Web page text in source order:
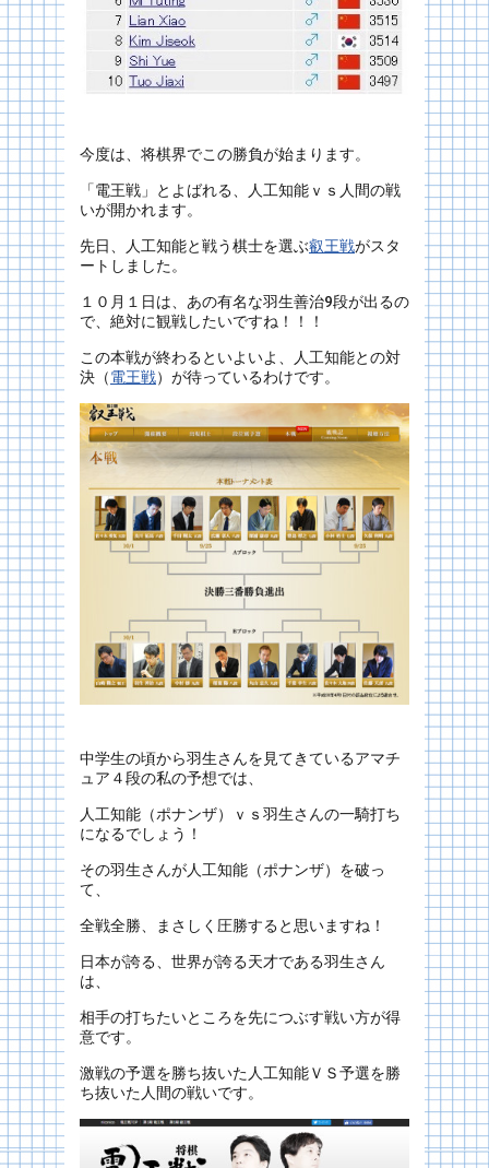
今度は、将棋界でこの勝負が始まります。
「電王戦」とよばれる、人工知能ｖｓ人間の戦
いが開かれます。
先日、人工知能と戦う棋士を選ぶ叡王戦がスタ
ートしました。
１０月１日は、あの有名な羽生善治9段が出るの
で、絶対に観戦したいですね！！！
この本戦が終わるといよいよ、人工知能との対
決（電王戦）が待っているわけです。
中学生の頃から羽生さんを見てきているアマチ
ュア４段の私の予想では、
人工知能（ポナンザ）ｖｓ羽生さんの一騎打ち
になるでしょう！
その羽生さんが人工知能（ポナンザ）を破っ
て、
全戦全勝、まさしく圧勝すると思いますね！
日本が誇る、世界が誇る天才である羽生さん
は、
相手の打ちたいところを先につぶす戦い方が得
意です。
激戦の予選を勝ち抜いた人工知能ＶＳ予選を勝
ち抜いた人間の戦いです。